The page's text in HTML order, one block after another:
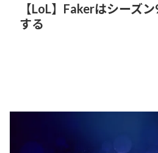
【LoL】Fakerはシーズ
する